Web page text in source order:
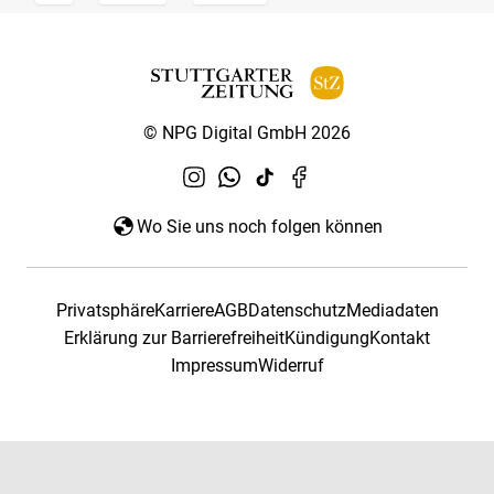
© NPG Digital GmbH 2026
Wo Sie uns noch folgen können
PrivatsphäreKarriereAGBDatenschutzMediadaten
Erklärung zur BarrierefreiheitKündigungKontakt
ImpressumWiderruf